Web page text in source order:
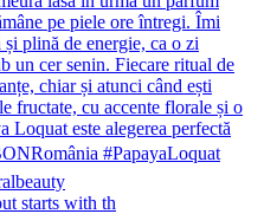
starts with th